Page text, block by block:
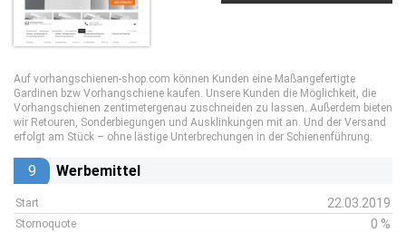
Auf vorhangschienen-shop.com können Kunden eine Maßangefertigte
Gardinen bzw Vorhangschiene kaufen. Unsere Kunden die Möglichkeit, die
Vorhangschienen zentimetergenau zuschneiden zu lassen. Außerdem bieten
wir Retouren, Sonderbiegungen und Ausklinkungen mit an. Und der Versand
erfolgt am Stück – ohne lästige Unterbrechungen in der Schienenführung.
9 Werbemittel
Start 22.03.2019
Stornoquote 0 %